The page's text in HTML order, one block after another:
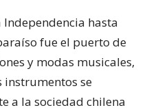
hasta
fue el puerto de
y modas musicales,
instrumentos se
a la sociedad chilena